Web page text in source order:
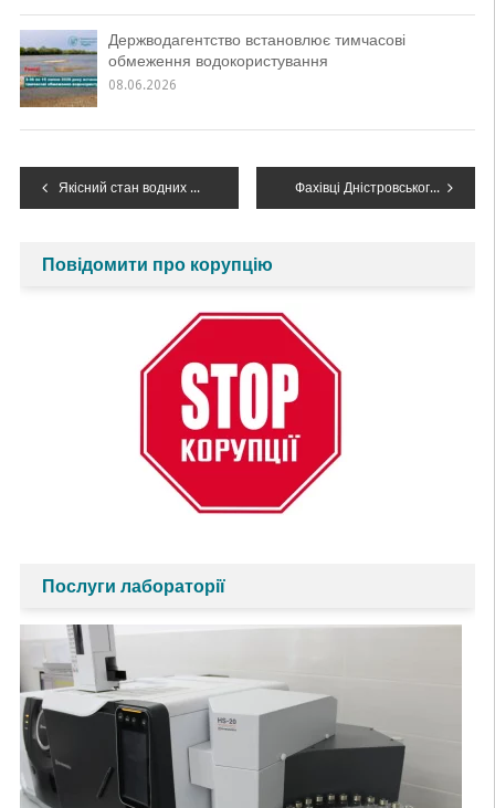
Держводагентство встановлює тимчасові
обмеження водокористування
08.06.2026
Навігація
Якісний стан водних об’єктів річкового басейну Дністра в лютому 2024 року Фахівці Дністровського БУВР провели інтерактивну лекцію на тему «Вода для миру»
Повідомити про корупцію
Послуги лабораторії